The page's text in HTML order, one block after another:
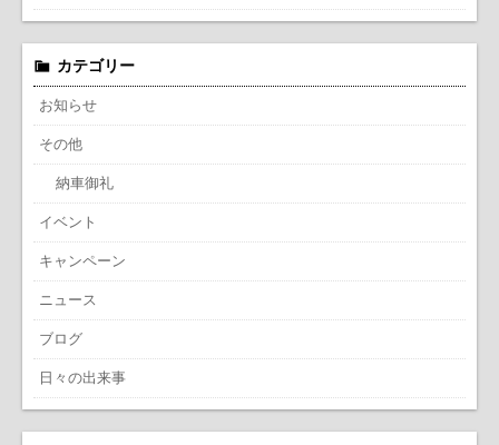
カテゴリー
お知らせ
その他
納車御礼
イベント
キャンペーン
ニュース
ブログ
日々の出来事